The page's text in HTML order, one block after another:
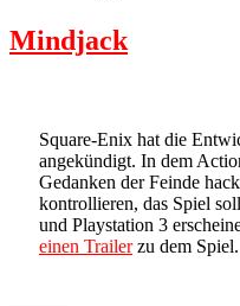
Mindjack
Square-Enix hat die
angekündigt. In dem
Gedanken der Feinde
kontrollieren, das Spiel
und Playstation 3
einen Trailerzu dem Spiel.